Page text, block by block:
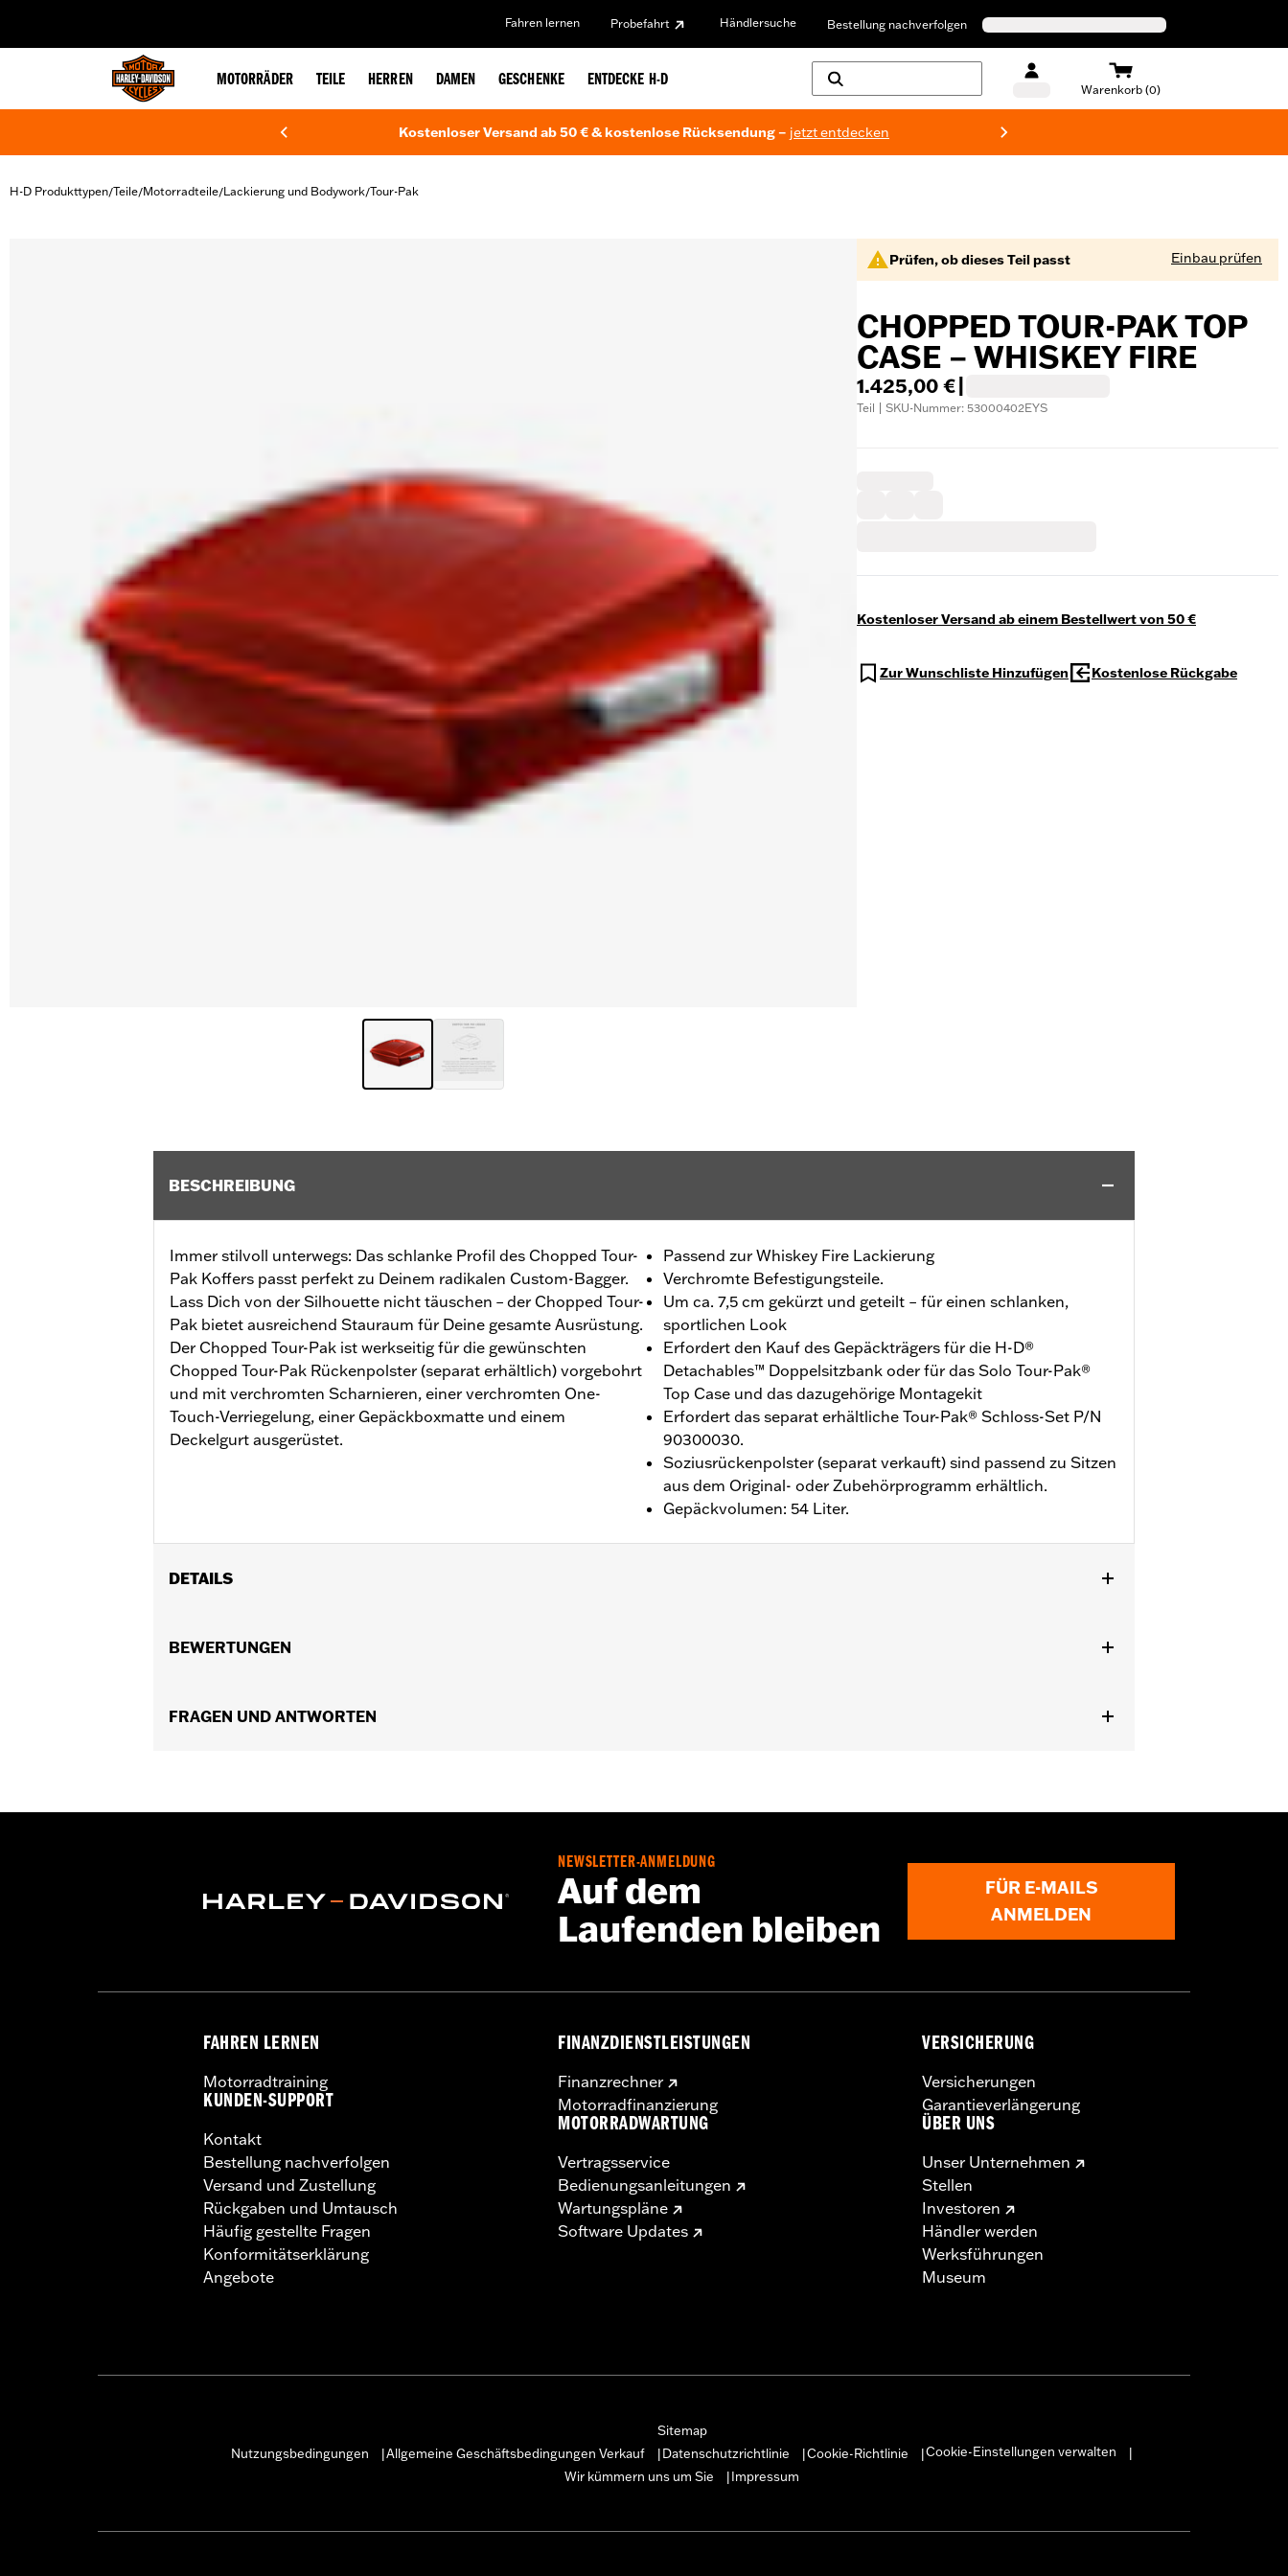
Fahren lernen Probefahrt Händlersuche Bestellung nachverfolgen
MOTORRÄDER TEILE HERREN DAMEN GESCHENKE ENTDECKE H-D
Warenkorb (0)
Kostenloser Versand ab 50 € & kostenlose Rücksendung – jetzt entdecken
H-D Produkttypen/Teile/Motorradteile/Lackierung und Bodywork/Tour-Pak
Prüfen, ob dieses Teil passt Einbau prüfen
CHOPPED TOUR-PAK TOP
CASE – WHISKEY FIRE
1.425,00 €
Teil | SKU-Nummer: 53000402EYS
Kostenloser Versand ab einem Bestellwert von 50 €
Zur Wunschliste Hinzufügen Kostenlose Rückgabe
BESCHREIBUNG
Immer stilvoll unterwegs: Das schlanke Profil des Chopped Tour-
Pak Koffers passt perfekt zu Deinem radikalen Custom-Bagger.
Lass Dich von der Silhouette nicht täuschen – der Chopped Tour-
Pak bietet ausreichend Stauraum für Deine gesamte Ausrüstung.
Der Chopped Tour-Pak ist werkseitig für die gewünschten
Chopped Tour-Pak Rückenpolster (separat erhältlich) vorgebohrt
und mit verchromten Scharnieren, einer verchromten One-
Touch-Verriegelung, einer Gepäckboxmatte und einem
Deckelgurt ausgerüstet.
Passend zur Whiskey Fire Lackierung
Verchromte Befestigungsteile.
Um ca. 7,5 cm gekürzt und geteilt – für einen schlanken,
sportlichen Look
Erfordert den Kauf des Gepäckträgers für die H-D®
Detachables™ Doppelsitzbank oder für das Solo Tour-Pak®
Top Case und das dazugehörige Montagekit
Erfordert das separat erhältliche Tour-Pak® Schloss-Set P/N
90300030.
Soziusrückenpolster (separat verkauft) sind passend zu Sitzen
aus dem Original- oder Zubehörprogramm erhältlich.
Gepäckvolumen: 54 Liter.
DETAILS
FLTRXRRSE ab ’25). Erfordert für alle Modelle den H-D® Detachables™ Doppelsitzbank- oder Solo Tour-Pak® Träger und das
Installationsanleitung
Breite:25.9 Inches
BEWERTUNGEN
FRAGEN UND ANTWORTEN
NEWSLETTER-ANMELDUNG
Auf dem
Laufenden bleiben
FÜR E-MAILS
ANMELDEN
FAHREN LERNEN
Motorradtraining
KUNDEN-SUPPORT
Kontakt
Bestellung nachverfolgen
Versand und Zustellung
Rückgaben und Umtausch
Häufig gestellte Fragen
Konformitätserklärung
Angebote
FINANZDIENSTLEISTUNGEN
Finanzrechner
Motorradfinanzierung
MOTORRADWARTUNG
Vertragsservice
Bedienungsanleitungen
Wartungspläne
Software Updates
VERSICHERUNG
Versicherungen
Garantieverlängerung
ÜBER UNS
Unser Unternehmen
Stellen
Investoren
Händler werden
Werksführungen
Museum
Sitemap
Nutzungsbedingungen
Allgemeine Geschäftsbedingungen Verkauf Datenschutzrichtlinie Cookie-Richtlinie Cookie-Einstellungen verwalten
Wir kümmern uns um Sie
Impressum